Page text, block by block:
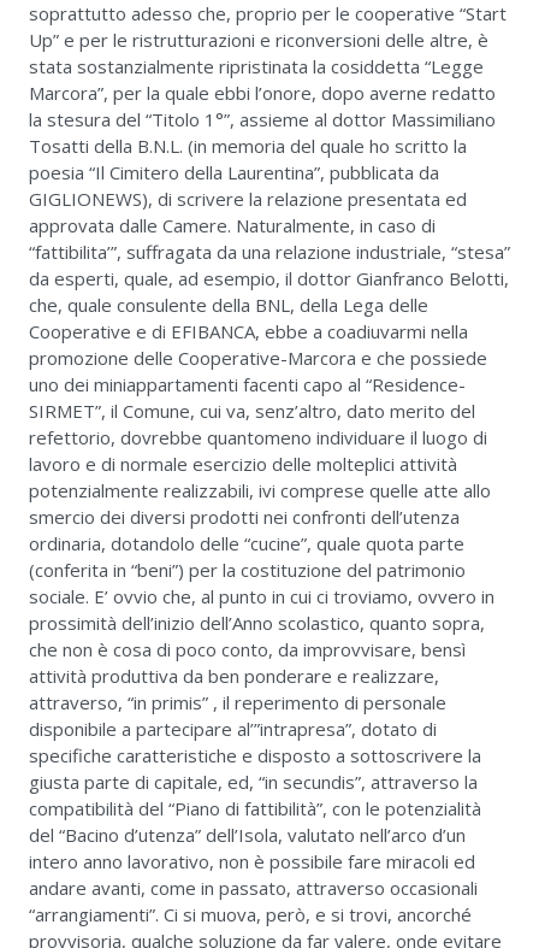
soprattutto adesso che, proprio per le cooperative “Start
Up” e per le ristrutturazioni e riconversioni delle altre, è
stata sostanzialmente ripristinata la cosiddetta “Legge
Marcora”, per la quale ebbi l’onore, dopo averne redatto
la stesura del “Titolo 1°”, assieme al dottor Massimiliano
Tosatti della B.N.L. (in memoria del quale ho scritto la
poesia “Il Cimitero della Laurentina”, pubblicata da
GIGLIONEWS), di scrivere la relazione presentata ed
approvata dalle Camere. Naturalmente, in caso di
“fattibilita’”, suffragata da una relazione industriale, “stesa”
da esperti, quale, ad esempio, il dottor Gianfranco Belotti,
che, quale consulente della BNL, della Lega delle
Cooperative e di EFIBANCA, ebbe a coadiuvarmi nella
promozione delle Cooperative-Marcora e che possiede
uno dei miniappartamenti facenti capo al “Residence-
SIRMET”, il Comune, cui va, senz’altro, dato merito del
refettorio, dovrebbe quantomeno individuare il luogo di
lavoro e di normale esercizio delle molteplici attività
potenzialmente realizzabili, ivi comprese quelle atte allo
smercio dei diversi prodotti nei confronti dell’utenza
ordinaria, dotandolo delle “cucine”, quale quota parte
(conferita in “beni”) per la costituzione del patrimonio
sociale. E’ ovvio che, al punto in cui ci troviamo, ovvero in
prossimità dell’inizio dell’Anno scolastico, quanto sopra,
che non è cosa di poco conto, da improvvisare, bensì
attività produttiva da ben ponderare e realizzare,
attraverso, “in primis” , il reperimento di personale
disponibile a partecipare al’”intrapresa”, dotato di
specifiche caratteristiche e disposto a sottoscrivere la
giusta parte di capitale, ed, “in secundis”, attraverso la
compatibilità del “Piano di fattibilità”, con le potenzialità
del “Bacino d’utenza” dell’Isola, valutato nell’arco d’un
intero anno lavorativo, non è possibile fare miracoli ed
andare avanti, come in passato, attraverso occasionali
“arrangiamenti”. Ci si muova, però, e si trovi, ancorché
provvisoria, qualche soluzione da far valere, onde evitare